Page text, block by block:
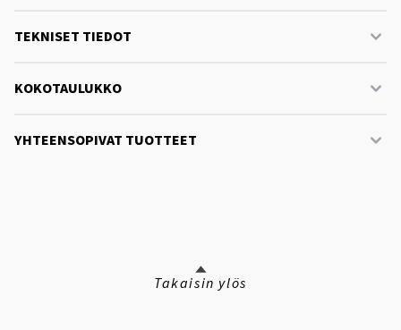
TEKNISET TIEDOT
KOKOTAULUKKO
YHTEENSOPIVAT TUOTTEET
Takaisin ylös